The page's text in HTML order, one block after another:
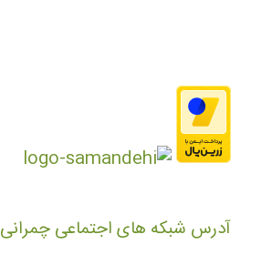
آدرس شبکه های اجتماعی چمرانی